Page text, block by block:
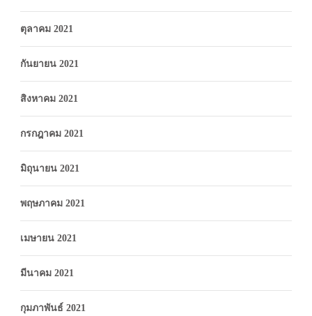
ตุลาคม 2021
กันยายน 2021
สิงหาคม 2021
กรกฎาคม 2021
มิถุนายน 2021
พฤษภาคม 2021
เมษายน 2021
มีนาคม 2021
กุมภาพันธ์ 2021